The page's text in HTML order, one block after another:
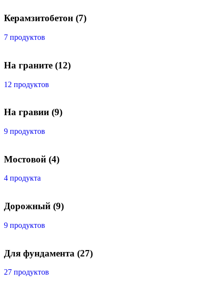
Керамзитобетон (7)
7 продуктов
На граните (12)
12 продуктов
На гравии (9)
9 продуктов
Мостовой (4)
4 продукта
Дорожный (9)
9 продуктов
Для фундамента (27)
27 продуктов